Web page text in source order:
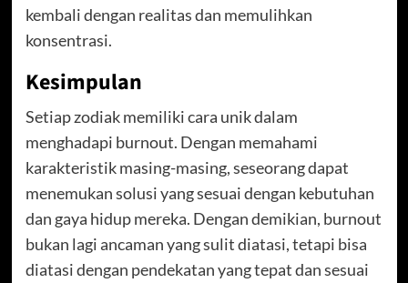
kembali dengan realitas dan memulihkan
konsentrasi.
Kesimpulan
Setiap zodiak memiliki cara unik dalam
menghadapi burnout. Dengan memahami
karakteristik masing-masing, seseorang dapat
menemukan solusi yang sesuai dengan kebutuhan
dan gaya hidup mereka. Dengan demikian, burnout
bukan lagi ancaman yang sulit diatasi, tetapi bisa
diatasi dengan pendekatan yang tepat dan sesuai